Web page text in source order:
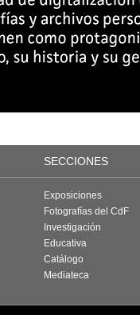
SECCIONES
Exposiciones
Fotografías del CdF
Investigación
Educativa
Catálogo
Mediateca